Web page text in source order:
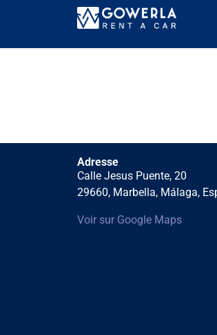
Adresse
Calle Jesus Puente, 20
29660, Marbella, Málaga,
Voir sur Google Maps